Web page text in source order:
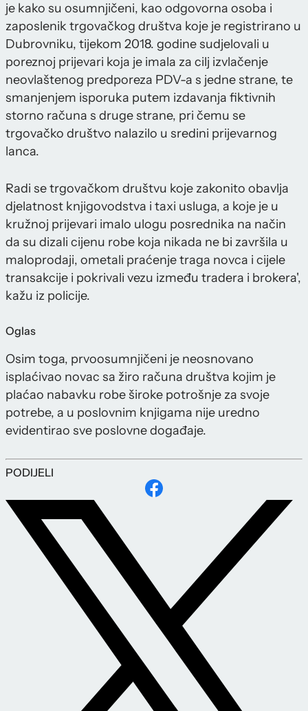
je kako su osumnjičeni, kao odgovorna osoba i
zaposlenik trgovačkog društva koje je registrirano u
Dubrovniku, tijekom 2018. godine sudjelovali u
poreznoj prijevari koja je imala za cilj izvlačenje
neovlaštenog predporeza PDV-a s jedne strane, te
smanjenjem isporuka putem izdavanja fiktivnih
storno računa s druge strane, pri čemu se
trgovačko društvo nalazilo u sredini prijevarnog
lanca.
Radi se trgovačkom društvu koje zakonito obavlja
djelatnost knjigovodstva i taxi usluga, a koje je u
kružnoj prijevari imalo ulogu posrednika na način
da su dizali cijenu robe koja nikada ne bi završila u
maloprodaji, ometali praćenje traga novca i cijele
transakcije i pokrivali vezu između tradera i brokera',
kažu iz policije.
Oglas
Osim toga, prvoosumnjičeni je neosnovano
isplaćivao novac sa žiro računa društva kojim je
plaćao nabavku robe široke potrošnje za svoje
potrebe, a u poslovnim knjigama nije uredno
evidentirao sve poslovne događaje.
PODIJELI